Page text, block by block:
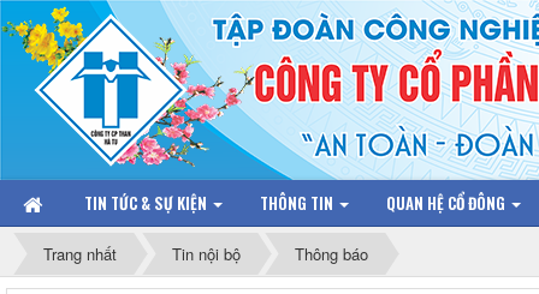
TIN TỨC & SỰ KIỆN THÔNG TIN QUAN HỆ CỔ ĐÔNG
Trang nhất Tin nội bộ Thông báo